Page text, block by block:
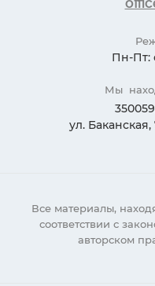
Пн-Пт:
Мы
ул.
Все материалы,
соответствии с
авторском